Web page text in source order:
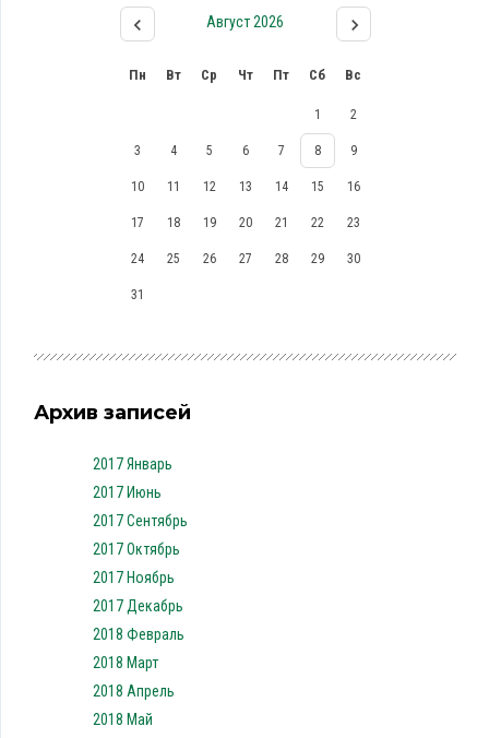
Август 2026
Пн Вт Ср Чт Пт Сб Вс
1 2
3 4 5 6 7 8 9
10 11 12 13 14 15 16
17 18 19 20 21 22 23
24 25 26 27 28 29 30
31
Архив записей
2017 Январь
2017 Июнь
2017 Сентябрь
2017 Октябрь
2017 Ноябрь
2017 Декабрь
2018 Февраль
2018 Март
2018 Апрель
2018 Май